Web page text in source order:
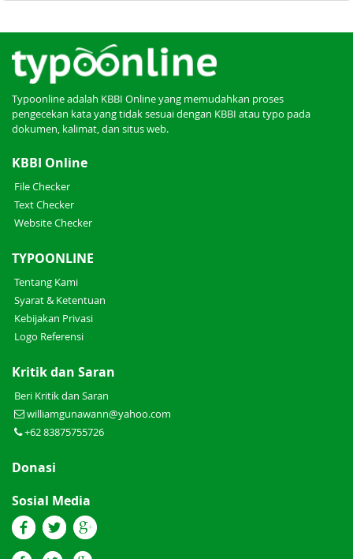
Typoonline adalah KBBI Online yang memudahkan proses
pengecekan kata yang tidak sesuai dengan KBBI atau typo pada
dokumen, kalimat, dan situs web.
KBBI Online
File Checker
Text Checker
Website Checker
TYPOONLINE
Tentang Kami
Syarat & Ketentuan
Kebijakan Privasi
Logo Referensi
Kritik dan Saran
Beri Kritik dan Saran
williamgunawann@yahoo.com
+62 83875755726
Donasi
Sosial Media